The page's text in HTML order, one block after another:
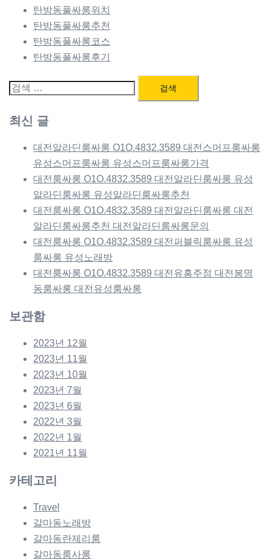
탄방동풀싸롱위치
탄방동풀싸롱추천
탄방동풀싸롱코스
탄방동풀싸롱후기
검
최신 글
대전알라딘룸싸롱 O1O.4832.3589 대전스머프룸싸롱
유성스머프룸싸롱 유성스머프룸싸롱가격
대전룸싸롱 O1O.4832.3589 대전알라딘룸싸롱 유성
알라딘룸싸롱 유성알라딘룸싸롱추천
대전룸싸롱 O1O.4832.3589 대전알라딘룸싸롱 대전
알라딘룸싸롱추천 대전알라딘룸싸롱문의
대전룸싸롱 O1O.4832.3589 대전퍼블릭룸싸롱 유성
룸싸롱 유성노래방
대전룸싸롱 O1O.4832.3589 대전유흥주점 대전봉명
동룸싸롱 대전유성룸싸롱
보관함
2023년 12월
2023년 11월
2023년 10월
2023년 7월
2023년 6월
2022년 3월
2022년 1월
2021년 11월
카테고리
Travel
갈마동노래방
갈마동란제리룸
갈마동룸사롱